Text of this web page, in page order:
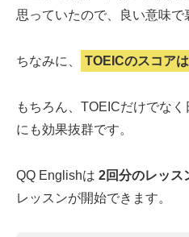
思っていたので、良い意味で
ちなみに、 TOEICのスコア
もちろん、TOEICだけでな
にも効果抜群です。
QQ Englishは 2回分のレッス
レッスンが開始できます。